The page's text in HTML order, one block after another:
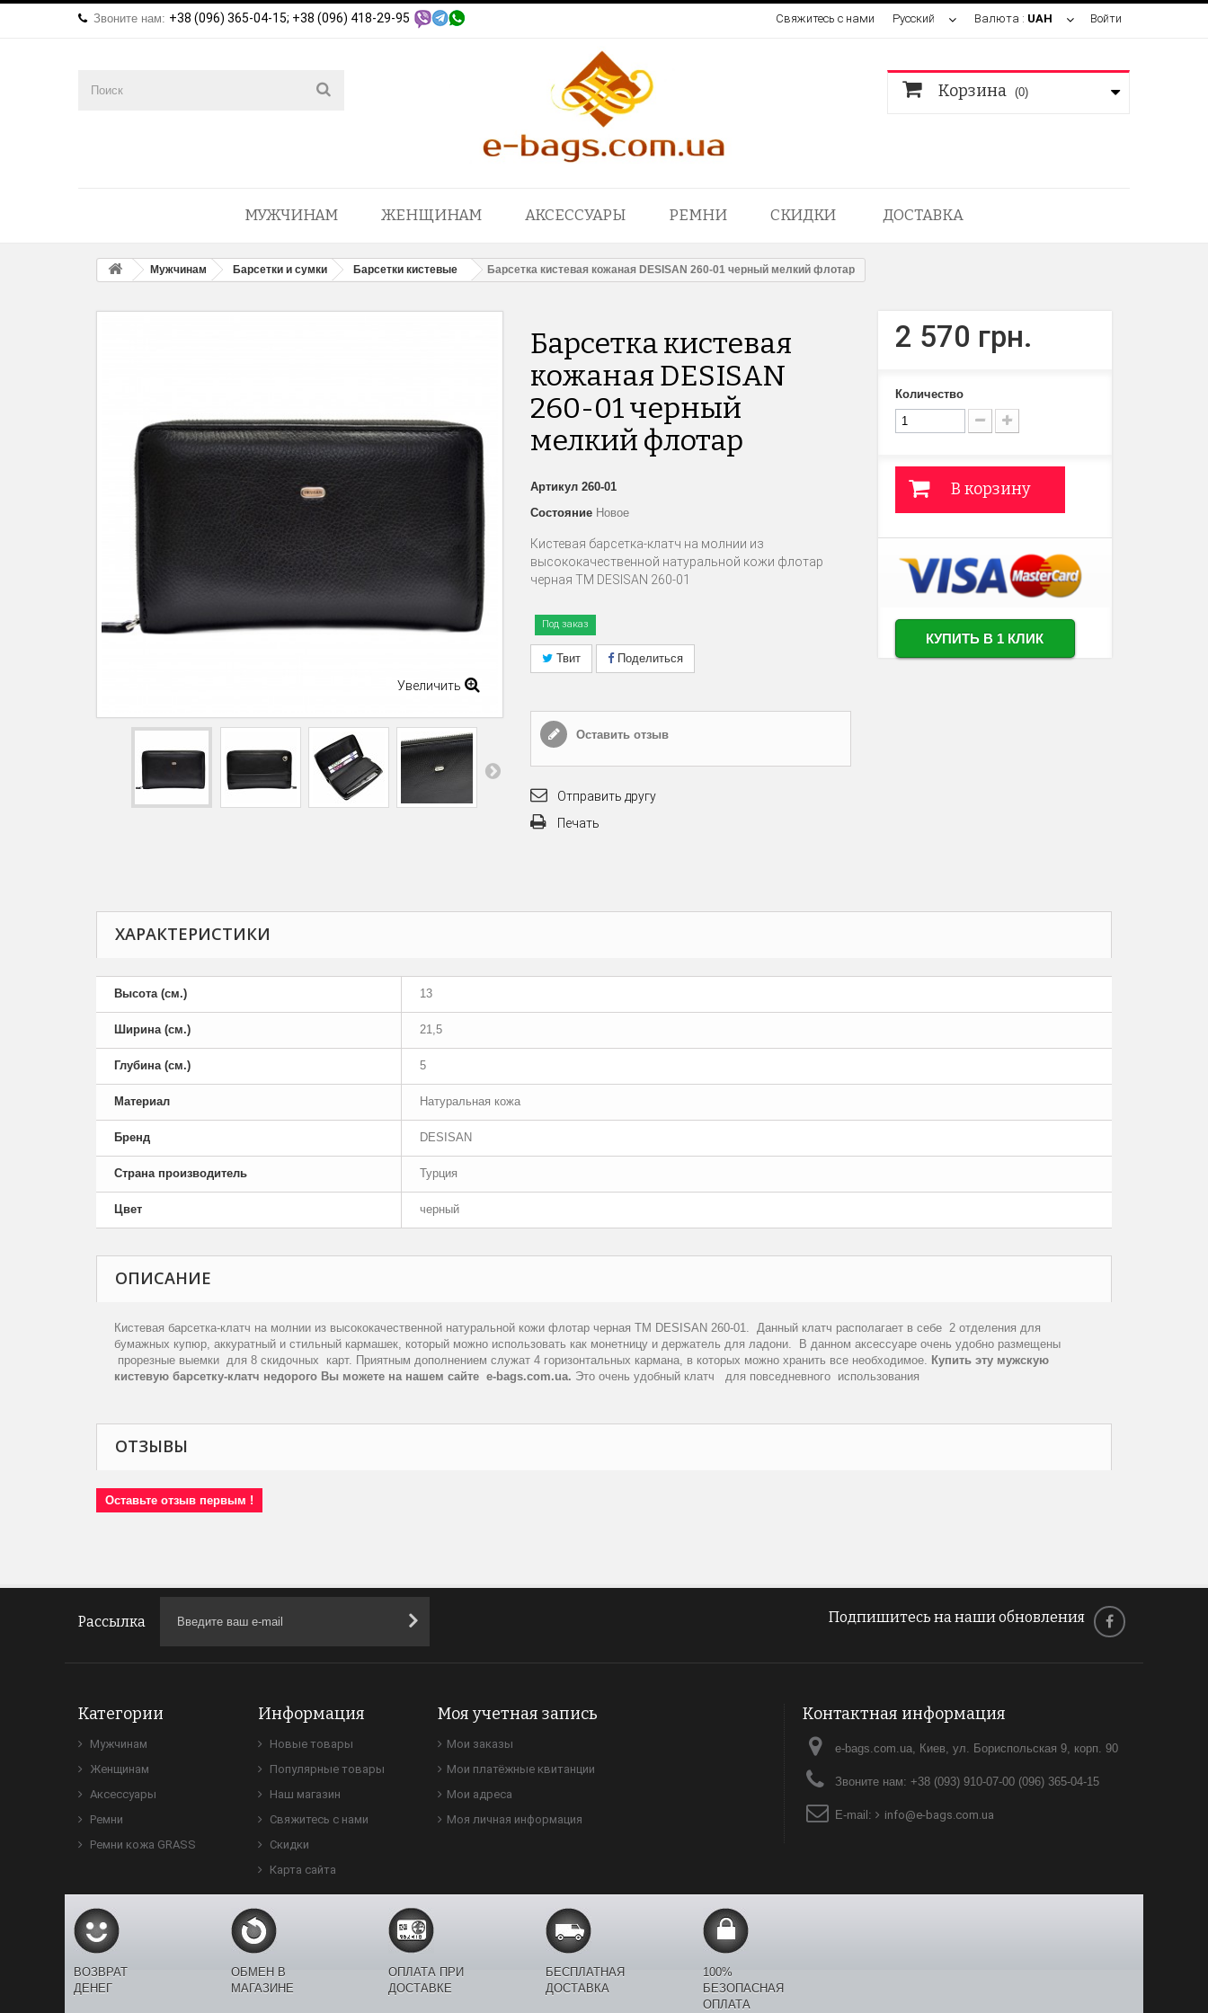
Войти
Валюта : UAH
Русский
Свяжитесь с нами
Звоните нам: +38 (096) 365-04-15; +38 (096) 418-29-95
Корзина (0)
МУЖЧИНАМ ЖЕНЩИНАМ АКСЕССУАРЫ РЕМНИ СКИДКИ ДОСТАВКА
Мужчинам Барсетки и сумки Барсетки кистевые Барсетка кистевая кожаная DESISAN 260-01 черный мелкий флотар
Увеличить
Барсетка кистевая
кожаная DESISAN
260-01 черный
мелкий флотар
Артикул 260-01
Состояние Новое
Кистевая барсетка-клатч на молнии из
высококачественной натуральной кожи флотар
черная TM DESISAN 260-01
Под заказ
Твит Поделиться
Оставить отзыв
Отправить другу
Печать
2 570 грн.
Количество
В корзину
КУПИТЬ В 1 КЛИК
ХАРАКТЕРИСТИКИ
Высота (см.) 13
Ширина (см.) 21,5
Глубина (см.) 5
Материал Натуральная кожа
Бренд DESISAN
Страна производитель Турция
Цвет черный
ОПИСАНИЕ
Кистевая барсетка-клатч на молнии из высококачественной натуральной кожи флотар черная TM DESISAN 260-01. Данный клатч располагает в себе 2 отделения для
бумажных купюр, аккуратный и стильный кармашек, который можно использовать как монетницу и держатель для ладони.
В данном аксессуаре очень удобно размещены
прорезные выемки для 8 скидочных карт. Приятным дополнением служат 4 горизонтальных кармана, в которых можно хранить все необходимое. Купить эту мужскую
кистевую барсетку-клатч недорого Вы можете на нашем сайте e-bags.com.ua. Это очень удобный клатч для повседневного использования
ОТЗЫВЫ
Оставьте отзыв первым !
Рассылка Подпишитесь на наши обновления
Категории
Мужчинам
Женщинам
Аксессуары
Ремни
Ремни кожа GRASS
Информация
Новые товары
Популярные товары
Наш магазин
Свяжитесь с нами
Скидки
Карта сайта
Моя учетная запись
Мои заказы
Мои платёжные квитанции
Мои адреса
Моя личная информация
Контактная информация
e-bags.com.ua, Киев, ул. Бориспольская 9, корп. 90
Звоните нам: +38 (093) 910-07-00 (096) 365-04-15
E-mail: info@e-bags.com.ua
ВОЗВРАТ
ДЕНЕГ
ОБМЕН В
МАГАЗИНЕ
ОПЛАТА ПРИ
ДОСТАВКЕ
БЕСПЛАТНАЯ
ДОСТАВКА
100%
БЕЗОПАСНАЯ
ОПЛАТА